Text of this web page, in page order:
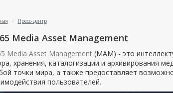
Пресс-центр
Media Asset Management
Media Asset Management(МАМ) - это
хранения, каталогизации и архивирования
точки мира, а также предоставляет
пользователей.